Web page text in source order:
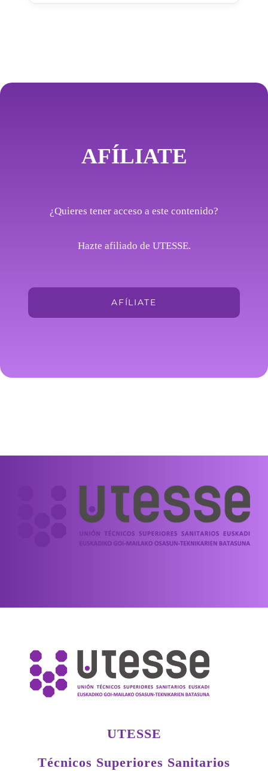
AFÍLIATE
¿Quieres tener acceso a este contenido?
Hazte afiliado de UTESSE.
AFÍLIATE
UTESSE
Técnicos Superiores Sanitarios